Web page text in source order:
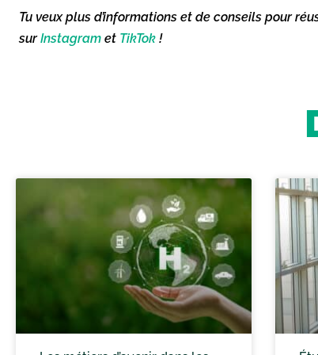
Tu veux plus d’informations et de conseils pour
surInstagram et TikTok !